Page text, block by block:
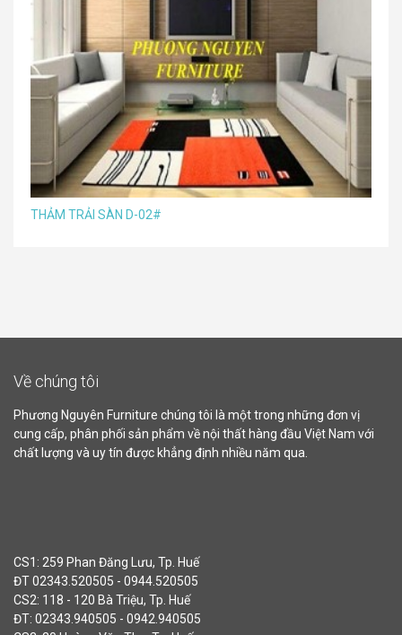
THẢM TRẢI SÀN D-02#
Về chúng tôi
Phương Nguyên Furniture chúng tôi là một trong những đơn vị
cung cấp, phân phối sản phẩm về nội thất hàng đầu Việt Nam với
chất lượng và uy tín được khẳng định nhiều năm qua.
CS1: 259 Phan Đăng Lưu, Tp. Huế
ĐT 02343.520505 - 0944.520505
CS2: 118 - 120 Bà Triệu, Tp. Huế
ĐT: 02343.940505 - 0942.940505